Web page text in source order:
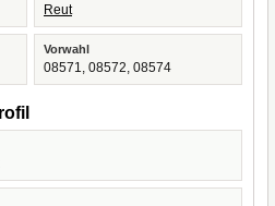
Reut
Vorwahl
08571, 08572, 08574